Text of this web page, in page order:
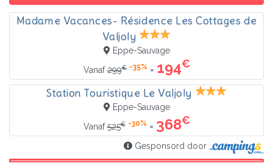
Madame Vacances- Résidence Les Cottages de
Valjoly
Eppe-Sauvage
Vanaf299€ -35% = 194€
Station Touristique Le Valjoly
Eppe-Sauvage
Vanaf525€ -30% = 368€
Gesponsord door